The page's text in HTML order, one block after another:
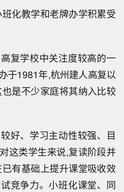
化教学和老牌办学积累受
复学校中关注度较高的一
于1981年,杭州建人高复以
是不少家庭将其纳入比较
好、学习主动性较强、目
这类学生来说,复读阶段并
有基础上提升课堂吸收效
竞争力。小班化课堂、同